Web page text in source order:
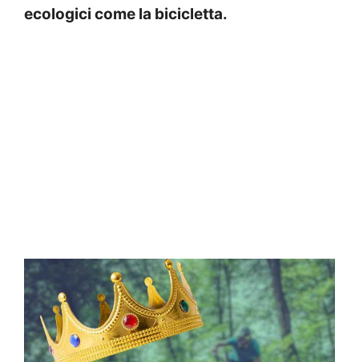
ecologici come la bicicletta.